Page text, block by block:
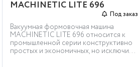
MACHINETIC LITE 696
Под заказ
Вакуумная формовочная машина
MACHINETIC LITE 696 относится к
промышленной серии конструктивно
простых и экономичных, но исключи...